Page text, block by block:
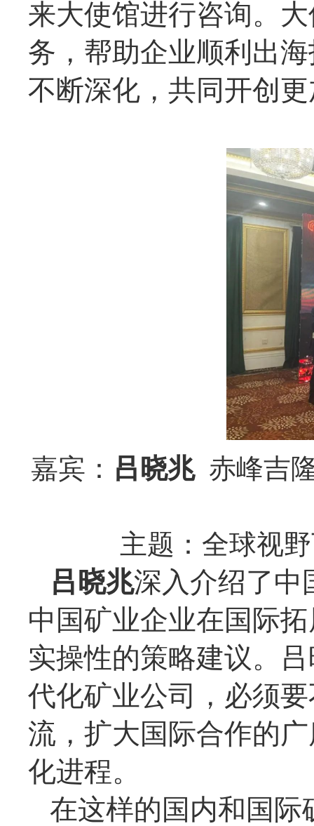
来大使馆进行咨询。
务，帮助企业顺利出
不断深化，共同开创
嘉宾： 吕晓兆赤峰吉
主题：全球视
吕晓兆深入介绍了中
中国矿业企业在国际
实操性的策略建议。
代化矿业公司，必须
流，扩大国际合作的
化进程。
在这样的国内和国际